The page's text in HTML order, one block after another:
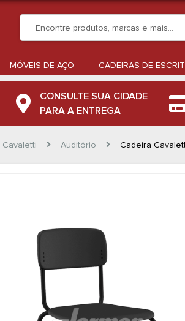
MÓVEIS DE AÇO CADEIRAS DE
CONSULTE SUA CIDADE
PARA A ENTREGA
Cavaletti Auditório Cadeira